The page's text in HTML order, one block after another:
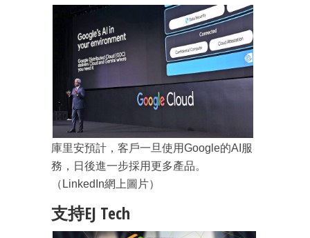
庫里安預計，客戶一旦使用Google的AI服
務，日後進一步採用更多產品。
（LinkedIn網上圖片）
支持EJ Tech